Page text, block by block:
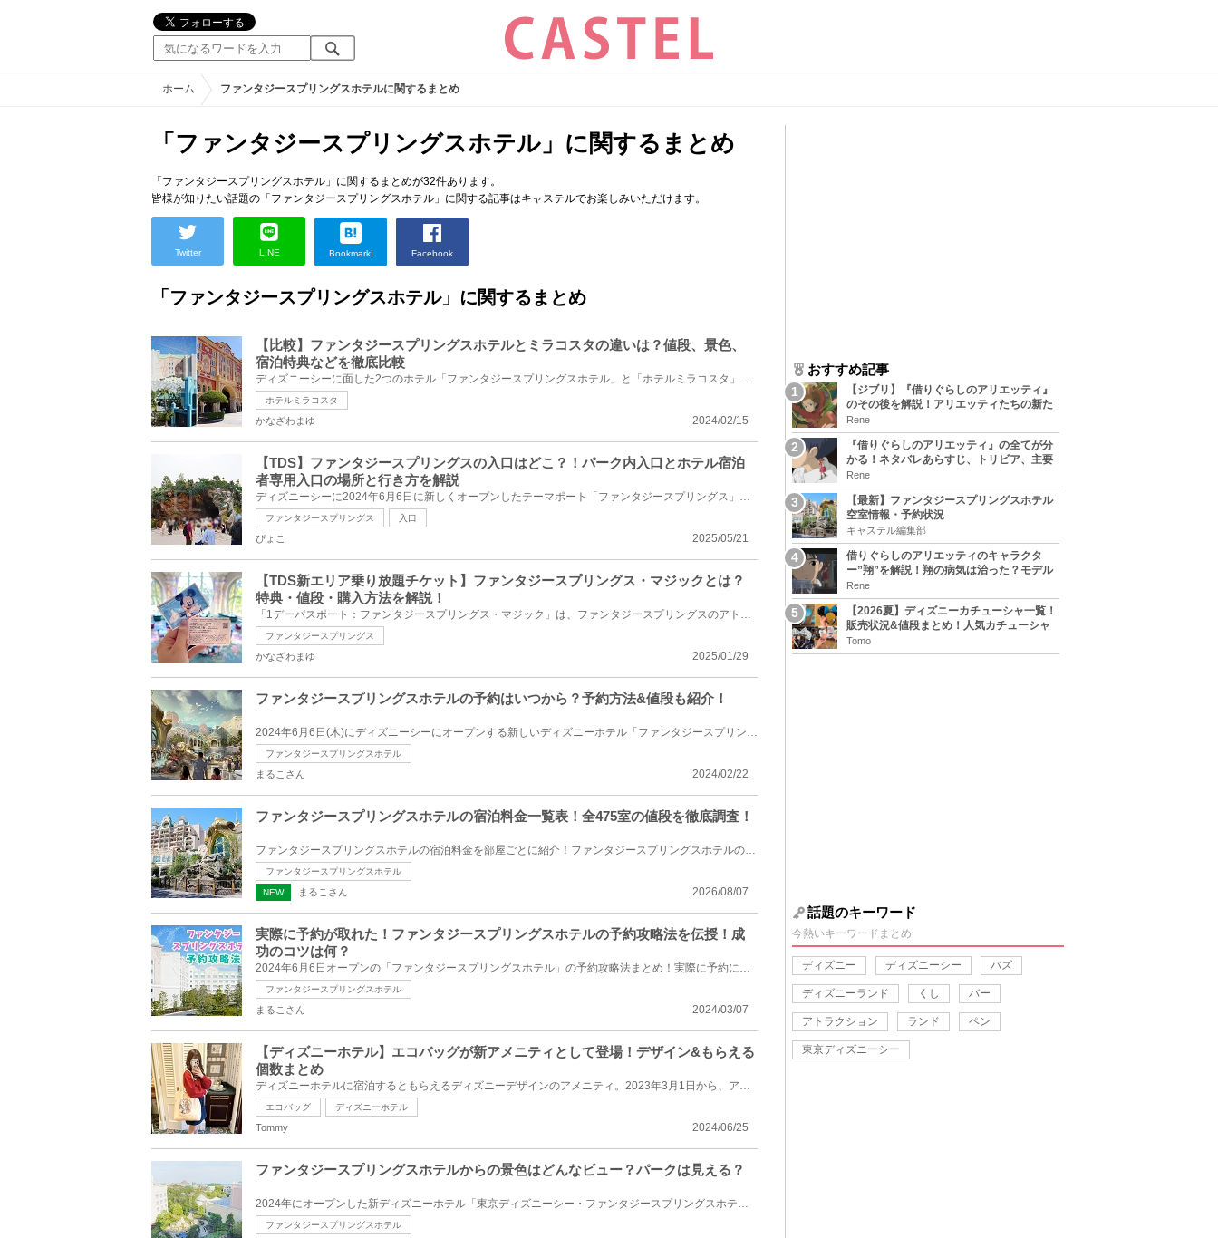
ホーム ファンタジースプリングスホテルに関するまとめ
「ファンタジースプリングスホテル」に関するまとめ
「ファンタジースプリングスホテル」に関するまとめが32件あります。
皆様が知りたい話題の「ファンタジースプリングスホテル」に関する記事はキャステルでお楽しみいただけます。
Twitter LINE Bookmark! Facebook
「ファンタジースプリングスホテル」に関するまとめ
【比較】ファンタジースプリングスホテルとミラコスタの違いは？値段、景色、
宿泊特典などを徹底比較
ディズニーシーに面した2つのホテル「ファンタジースプリングスホテル」と「ホテルミラコスタ」。同じパ...
ホテルミラコスタ
2024/02/15
かなざわまゆ
【TDS】ファンタジースプリングスの入口はどこ？！パーク内入口とホテル宿泊
者専用入口の場所と行き方を解説
ディズニーシーに2024年6月6日に新しくオープンしたテーマポート「ファンタジースプリングス」の入口の...
ファンタジースプリングス 入口
2025/05/21
ぴょこ
【TDS新エリア乗り放題チケット】ファンタジースプリングス・マジックとは？
特典・値段・購入方法を解説！
「1デーパスポート：ファンタジースプリングス・マジック」は、ファンタジースプリングスのアトラクショ...
ファンタジースプリングス
2025/01/29
かなざわまゆ
ファンタジースプリングスホテルの予約はいつから？予約方法&値段も紹介！
2024年6月6日(木)にディズニーシーにオープンする新しいディズニーホテル「ファンタジースプリングスホ...
ファンタジースプリングスホテル
2024/02/22
まるこさん
ファンタジースプリングスホテルの宿泊料金一覧表！全475室の値段を徹底調査！
ファンタジースプリングスホテルの宿泊料金を部屋ごとに紹介！ファンタジースプリングスホテルの全475室...
ファンタジースプリングスホテル
2026/08/07
NEW まるこさん
実際に予約が取れた！ファンタジースプリングスホテルの予約攻略法を伝授！成
功のコツは何？
2024年6月6日オープンの「ファンタジースプリングスホテル」の予約攻略法まとめ！実際に予約に成功した...
ファンタジースプリングスホテル
2024/03/07
まるこさん
【ディズニーホテル】エコバッグが新アメニティとして登場！デザイン&もらえる
個数まとめ
ディズニーホテルに宿泊するともらえるディズニーデザインのアメニティ。2023年3月1日から、アメニティ...
エコバッグ ディズニーホテル
2024/06/25
Tommy
ファンタジースプリングスホテルからの景色はどんなビュー？パークは見える？
2024年にオープンした新ディズニーホテル「東京ディズニーシー・ファンタジースプリングスホテル」から...
ファンタジースプリングスホテル
おすすめ記事
【ジブリ】『借りぐらしのアリエッティ』
のその後を解説！アリエッティたちの新た
な住処は？翔の病気は治る？
Rene
『借りぐらしのアリエッティ』の全てが分
かる！ネタバレあらすじ、トリビア、主要
キャラまとめ！
Rene
【最新】ファンタジースプリングスホテル
空室情報・予約状況
キャステル編集部
借りぐらしのアリエッティのキャラクタ
ー”翔”を解説！翔の病気は治った？モデル
は誰？
Rene
【2026夏】ディズニーカチューシャ一覧！
販売状況&値段まとめ！人気カチューシャ
をチェック
Tomo
話題のキーワード
今熱いキーワードまとめ
ディズニー ディズニーシー バズ
ディズニーランド くし バー
アトラクション ランド ペン
東京ディズニーシー